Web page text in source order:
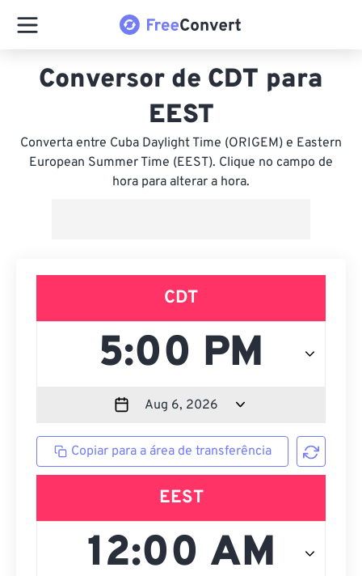
Conversor de CDT para
EEST
Converta entre Cuba Daylight Time (ORIGEM) e Eastern
European Summer Time (EEST). Clique no campo de
hora para alterar a hora.
CDT
Copiar para a área de transferência
EEST